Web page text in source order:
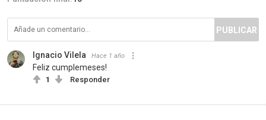
PUBLICAR
Ignacio Vilela Hace 1 año
Feliz cumplemeses!
1 Responder